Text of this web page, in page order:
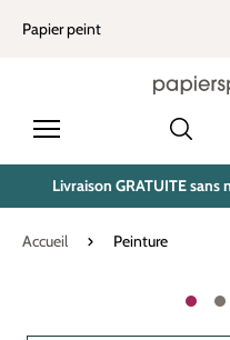
principal
Papier peint
Livraison GRATUITE
Accueil Peinture